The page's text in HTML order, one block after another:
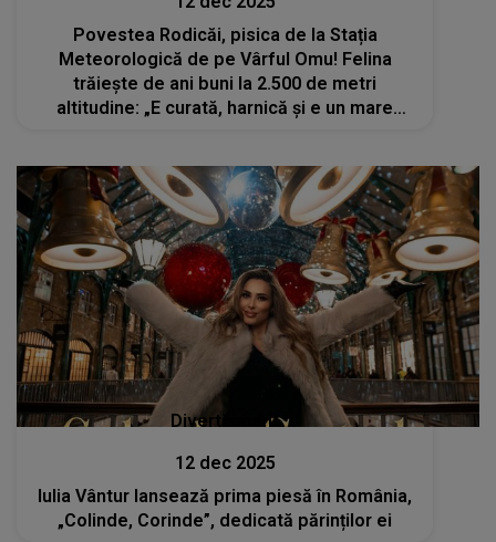
Povestea Rodicăi, pisica de la Stația
Meteorologică de pe Vârful Omu! Felina
trăiește de ani buni la 2.500 de metri
altitudine: „E curată, harnică şi e un mare
Divertisment
12 dec 2025
Iulia Vântur lansează prima piesă în România,
„Colinde, Corinde”, dedicată părinților ei